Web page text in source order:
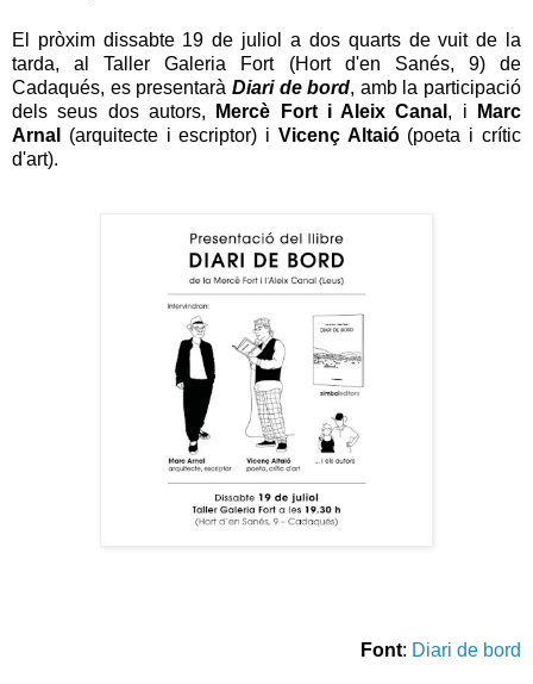
El pròxim dissabte 19 de juliol a dos quarts de vuit de la
tarda, al Taller Galeria Fort (Hort d'en Sanés, 9) de
Cadaqués, es presentarà Diari de bord, amb la participació
dels seus dos autors,
Mercè Fort i Aleix Canal , i
Marc
Arnal
(arquitecte i escriptor) i Vicenç Altaió(poeta i crític
d'art).
Font: Diari de bord